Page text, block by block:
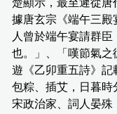
楚顯示，最至遲從唐
據唐玄宗《端午三殿
人曾於端午宴請群
也。」、「嘆節氣之
遊《乙卯重五詩》記
包粽、插艾，日暮時
宋政治家、詞人晏殊